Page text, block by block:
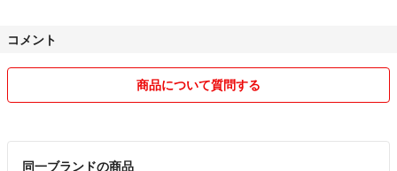
コメント
商品について質問する
同一ブランドの商品